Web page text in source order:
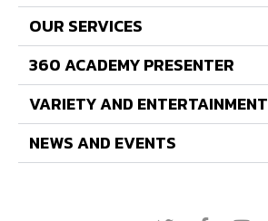
OUR SERVICES
360 ACADEMY PRESENTER
VARIETY AND ENTERTAINMENT
NEWS AND EVENTS